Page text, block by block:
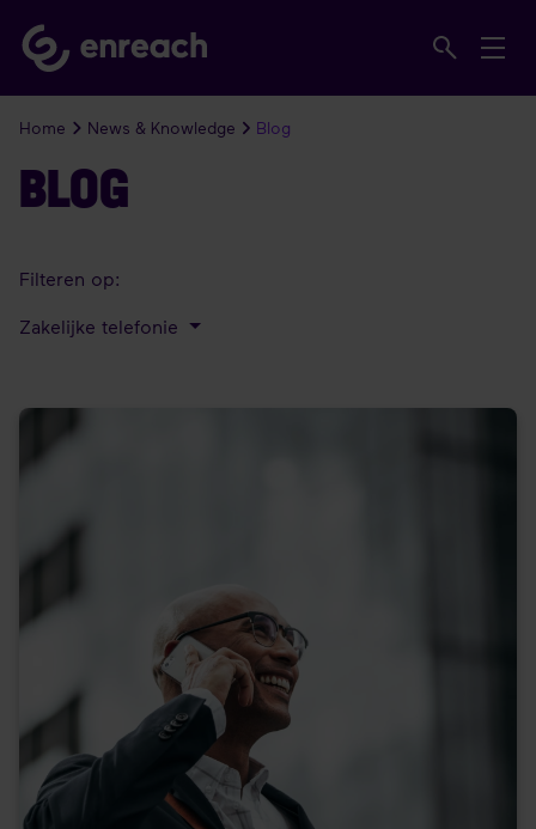
Home News & Knowledge Blog
BLOG
Filteren op:
Zakelijke telefonie